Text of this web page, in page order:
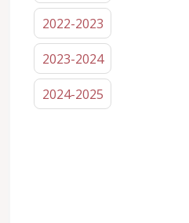
2022-2023
2023-2024
2024-2025